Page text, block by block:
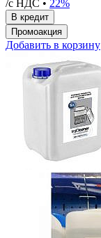
/с НДС • 22%
Добавить в корзину